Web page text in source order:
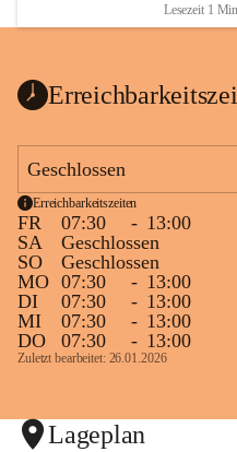
Lesezeit 1
Geschlossen
Erreichbarkeitszeiten
FR 07:30 - 13:00
SA
Geschlossen
SO
Geschlossen
MO 07:30 - 13:00
DI
07:30 - 13:00
MI
07:30 - 13:00
DO
07:30 - 13:00
Zuletzt bearbeitet: 26.01.2026
Lageplan